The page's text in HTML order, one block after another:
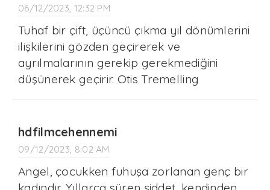
06/12/2023, 12:32 PM
Tuhaf bir çift, üçüncü çıkma yıl dönümlerini
ilişkilerini gözden geçirerek ve
ayrılmalarının gerekip gerekmediğini
düşünerek geçirir. Otis Tremelling
hdfilmcehennemi
09/12/2023, 8:02 AM
Angel, çocukken fuhuşa zorlanan genç bir